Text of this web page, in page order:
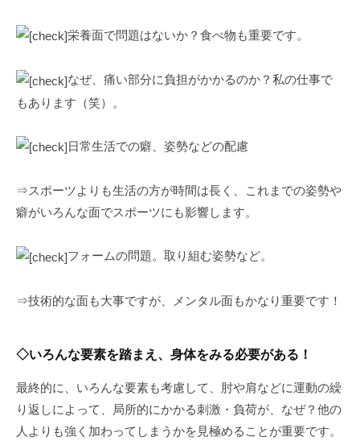
栄養面で問題はないか？食べ物も重要です。
なぜ、痛い部分に負担がかかるのか？私の仕事で
もあります（笑）。
日常生活での癖、姿勢などの配慮
⇒スポーツよりも生活の方が時間は長く、これまでの姿勢や
癖がいろんな面でスポーツにも影響します。
フォームの問題。取り組む姿勢など。
⇒技術的な面も大事ですが、メンタル面もかなり重要です！
◇いろんな要素を踏まえ、身体をみる必要がある！
最終的に、いろんな要素も考慮して、肘や肩などに運動の繰
り返しによって、局所的にかかる刺激・負荷が、なぜ？他の
人よりも強く加わってしまうかを見極めることが重要です。